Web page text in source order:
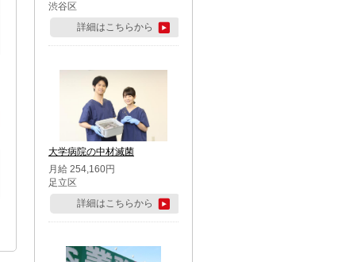
渋谷区
詳細はこちらから
大学病院の中材滅菌
月給 254,160円
足立区
詳細はこちらから